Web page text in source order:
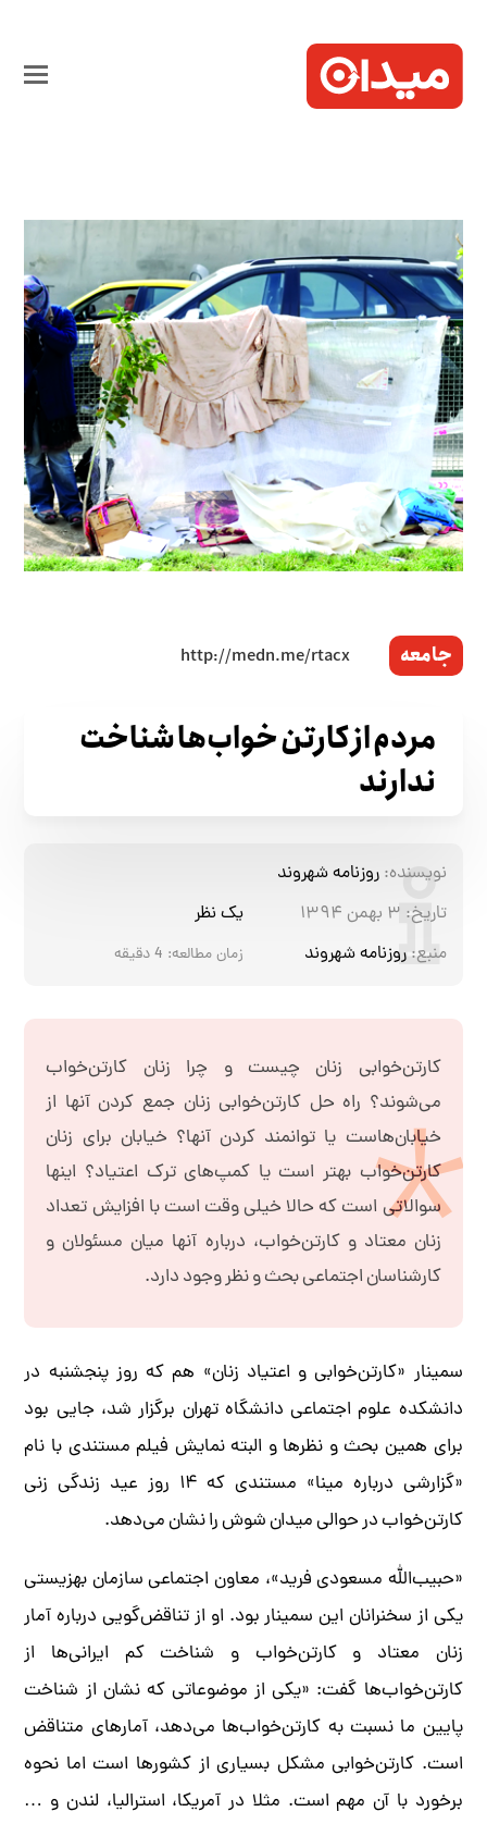
جامعه
مردم از کارتن خواب‌ها شناخت
ندارند
نویسنده: روزنامه شهروند
تاریخ: ۳ بهمن ۱۳۹۴
یک نظر
منبع: روزنامه شهروند زمان مطالعه: 4دقیقه
کارتن‌خوابی زنان چیست و چرا زنان کارتن‌خواب
می‌شوند؟ راه حل کارتن‌خوابی زنان جمع کردن آنها از
خیابان‌هاست یا توانمند کردن آنها؟ خیابان برای زنان
کارتن‌خواب بهتر است یا کمپ‌های ترک اعتیاد؟ اینها
سوالاتی است که حالا خیلی وقت است با افزایش تعداد
زنان معتاد و کارتن‌خواب، درباره آنها میان مسئولان و
کارشناسان اجتماعی بحث و نظر وجود دارد.
سمینار «کارتن‌خوابی و اعتیاد زنان» هم که روز پنجشنبه در
دانشکده علوم اجتماعی دانشگاه تهران برگزار شد، جایی بود
برای همین بحث و نظرها و البته نمایش فیلم مستندی با نام
«گزارشی درباره مینا» مستندی که ۱۴ روز عید زندگی زنی
کارتن‌خواب در حوالی میدان شوش را نشان می‌دهد.
«حبیب‌الله مسعودی فرید»، معاون اجتماعی سازمان بهزیستی
یکی از سخنرانان این سمینار بود. او از تناقض‌گویی درباره آمار
زنان معتاد و کارتن‌خواب و شناخت کم ایرانی‌ها از
کارتن‌خواب‌ها گفت: «یکی از موضوعاتی که نشان از شناخت
پایین ما نسبت به کارتن‌خواب‌ها می‌دهد، آمار‌های متناقض
است. کارتن‌خوابی مشکل بسیاری از کشورها است اما نحوه
برخورد با آن مهم است. مثلا در آمریکا، استرالیا، لندن و …